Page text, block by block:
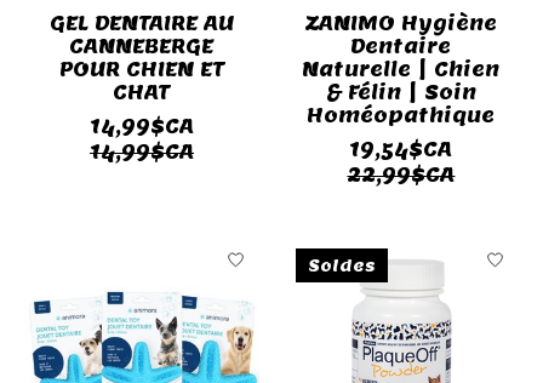
GEL DENTAIRE AU
CANNEBERGE
POUR CHIEN ET
CHAT
14,99$CA
14,99$CA
ZANIMO Hygiène
Dentaire
Naturelle | Chien
& Félin | Soin
Homéopathique
19,54$CA
22,99$CA
Soldes